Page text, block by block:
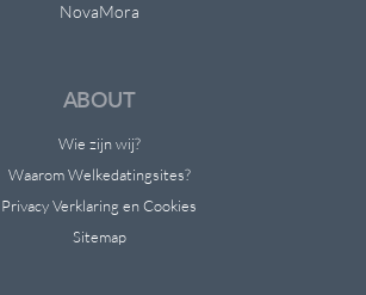
NovaMora
ABOUT
Wie zijn wij?
Waarom Welkedatingsites?
Privacy Verklaring en Cookies
Sitemap